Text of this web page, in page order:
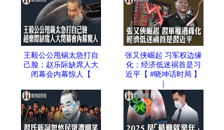
王毅公公甩锅太急打自
己脸；赵乐际缺席人大
闭幕会内幕惊人【
张又侠崛起 习军权边缘
化；经济低迷祸首是习
近平【 #晓坤话时局 】
｜